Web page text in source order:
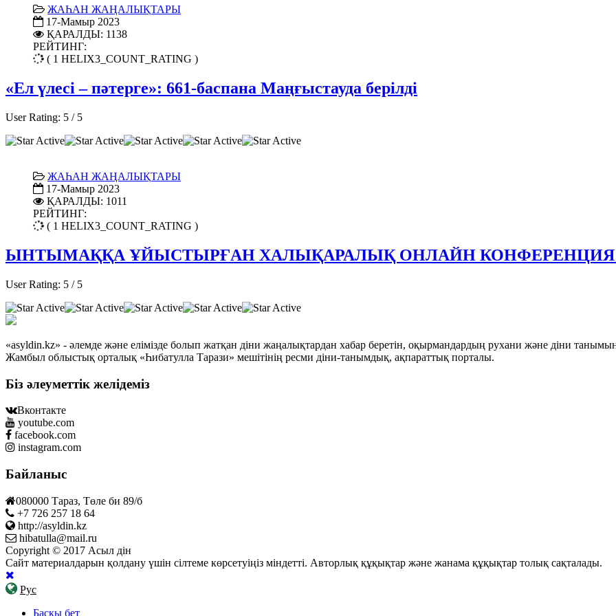
ЖАҺАН ЖАҢАЛЫҚТАРЫ
17-Мамыр 2023
ҚАРАЛДЫ: 1138
РЕЙТИНГ:
( 1 HELIX3_COUNT_RATING )
«Ел үлесі – пәтерге»: 661-баспана Маңғыстауда берілді
User Rating: 5 / 5
ЖАҺАН ЖАҢАЛЫҚТАРЫ
17-Мамыр 2023
ҚАРАЛДЫ: 1011
РЕЙТИНГ:
( 1 HELIX3_COUNT_RATING )
ЫНТЫМАҚҚА ҰЙЫСТЫРҒАН ХАЛЫҚАРАЛЫҚ ОНЛАЙН КОНФЕРЕНЦИЯ
User Rating: 5 / 5
«asyldin.kz» - әлемде және елімізде болып жатқан діни жаңалықтардан хабар беретін, оқырмандардың рухани және діни
Жамбыл облыстық орталық «Һибатулла Тарази» мешітінің ресми діни-танымдық, ақпараттық порталы.
Біз әлеуметтік желідеміз
Вконтакте
youtube.com
facebook.com
instagram.com
Байланыс
080000 Тараз, Төле би 89/б
+7 726 257 18 64
http://asyldin.kz
hibatulla@mail.ru
Copyright © 2017 Асыл дін
Сайт материалдарын қолдану үшін сілтеме көрсетуіңіз міндетті. Авторлық құқықтар және жанама құқықтар толық сақталады.
Рус
Басқы бет